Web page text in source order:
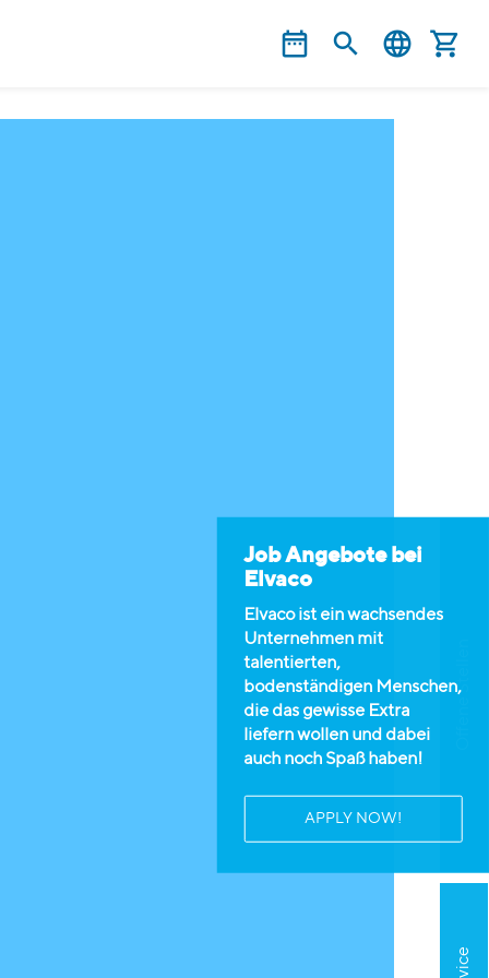
Offene Stellen
Job Angebote bei
Elvaco
Elvaco ist ein wachsendes
Unternehmen mit
talentierten,
bodenständigen Menschen,
die das gewisse Extra
liefern wollen und dabei
auch noch Spaß haben!
APPLY NOW!